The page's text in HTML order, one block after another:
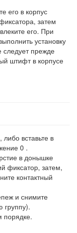
его в корпус
затем
его. При
установку
следует прежде
штифт в корпусе
вставьте в
0 .
в донышке
фиксатор, затем,
контактный
и снимите
группу).
порядке.